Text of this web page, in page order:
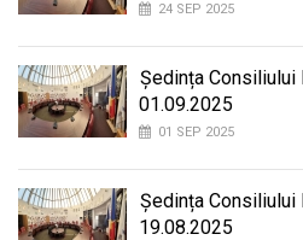
24 SEP 2025
Ședința Consiliului
01.09.2025
01 SEP 2025
Ședința Consiliului
19.08.2025